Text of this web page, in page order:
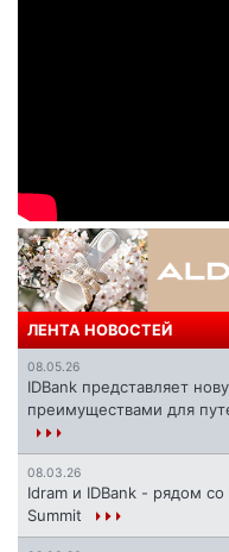
ЛЕНТА НОВОСТЕЙ
08.05.26
IDBank представляет
преимуществами для
08.03.26
Idram и IDBank - рядом
Summit